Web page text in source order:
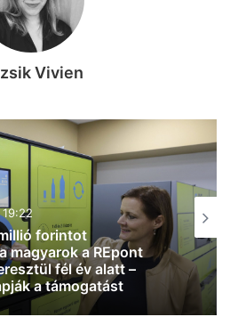
Vivien
mérséklődik a
“csak” 32 fok lesz